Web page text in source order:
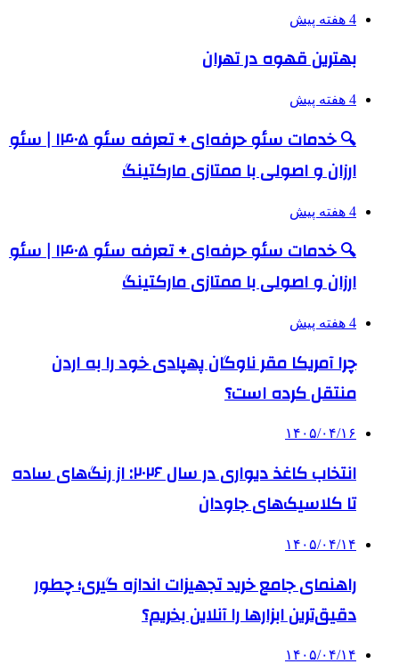
4 هفته پیش
بهترین قهوه در تهران
4 هفته پیش
🔍 خدمات سئو حرفه‌ای + تعرفه سئو ۱۴۰۵ | سئو
ارزان و اصولی با ممتازی مارکتینگ
4 هفته پیش
🔍 خدمات سئو حرفه‌ای + تعرفه سئو ۱۴۰۵ | سئو
ارزان و اصولی با ممتازی مارکتینگ
4 هفته پیش
چرا آمریکا مقر ناوگان پهپادی خود را به اردن
منتقل کرده است؟
۱۴۰۵/۰۴/۱۶
انتخاب کاغذ دیواری در سال ۲۰۲۶: از رنگ‌های ساده
تا کلاسیک‌های جاودان
۱۴۰۵/۰۴/۱۴
راهنمای جامع خرید تجهیزات اندازه گیری؛ چطور
دقیق‌ترین ابزارها را آنلاین بخریم؟
۱۴۰۵/۰۴/۱۴